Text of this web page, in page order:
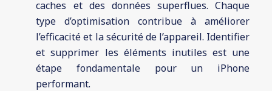
caches et des données superflues. Chaque
type d’optimisation contribue à améliorer
l’efficacité et la sécurité de l’appareil. Identifier
et supprimer les éléments inutiles est une
étape fondamentale pour un iPhone
performant.